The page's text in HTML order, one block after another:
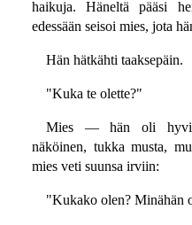
haikuja. Häneltä pääsi
edessään seisoi mies, jota
Hän hätkähti taaksepäin.
"Kuka te olette?"
Mies — hän oli hyvin
näköinen, tukka musta,
mies veti suunsa irviin:
"Kukako olen? Minähän